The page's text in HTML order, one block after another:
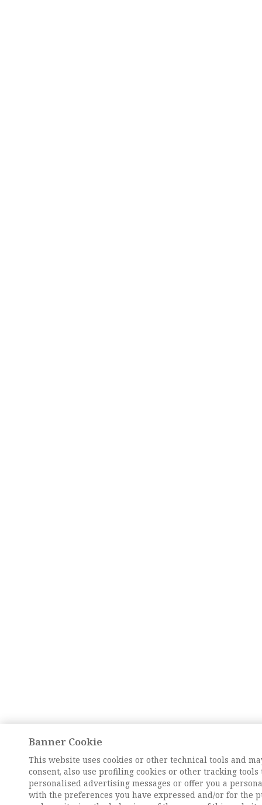
Banner Cookie
This website uses cookies or other technical tools and
consent, also use profiling cookies or other tracking tools
personalised advertising messages or offer you a
with the preferences you have expressed and/or for the